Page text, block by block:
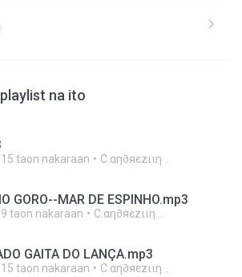
na ito
15 taon nakaraan C.αη∂яєzιιη ..
GORO--MAR DE ESPINHO.mp3
9 taon nakaraan C.αη∂яєzιιη ..
GAITA DO LANÇA.mp3
15 taon nakaraan C.αη∂яєzιιη ..